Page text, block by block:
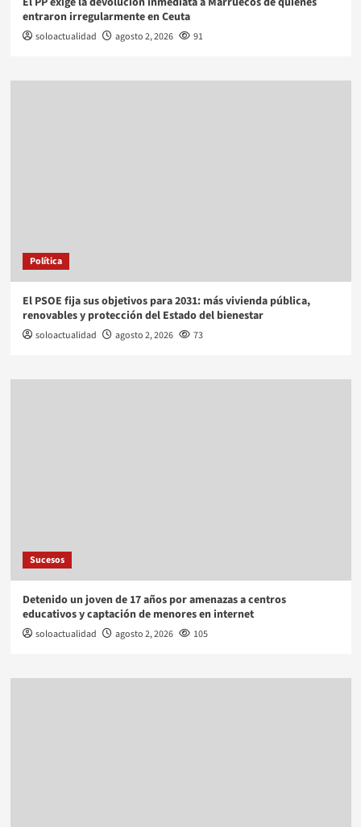
entraron irregularmente en Ceuta
soloactualidad agosto 2, 2026 91
Política
El PSOE fija sus objetivos para 2031: más vivienda pública,
renovables y protección del Estado del bienestar
soloactualidad agosto 2, 2026 73
Sucesos
Detenido un joven de 17 años por amenazas a centros
educativos y captación de menores en internet
soloactualidad agosto 2, 2026 105